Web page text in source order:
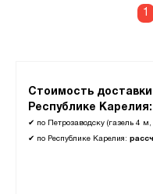
Стоимость доставки
Республике Карелия:
✔ по Петрозаводску (газель 4
✔ по Республике Карелия:
1